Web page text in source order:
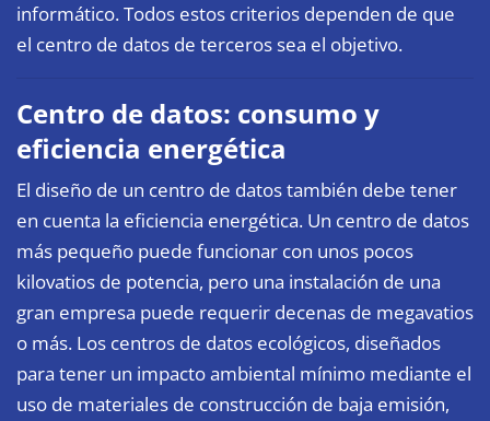
informático. Todos estos criterios dependen de que
el centro de datos de terceros sea el objetivo.
Centro de datos: consumo y
eficiencia energética
El diseño de un centro de datos también debe tener
en cuenta la eficiencia energética. Un centro de datos
más pequeño puede funcionar con unos pocos
kilovatios de potencia, pero una instalación de una
gran empresa puede requerir decenas de megavatios
o más. Los centros de datos ecológicos, diseñados
para tener un impacto ambiental mínimo mediante el
uso de materiales de construcción de baja emisión,